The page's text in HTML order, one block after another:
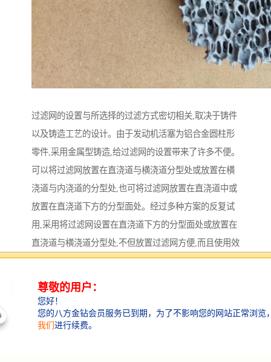
过滤网的设置与所选择的过滤方式密切相关,取决于铸件
以及铸造工艺的设计。由于发动机活塞为铝合金圆柱形
零件,采用金属型铸造,给过滤网的设置带来了许多不便。
可以将过滤网放置在直浇道与横浇道分型处或放置在横
浇道与内浇道的分型处,也可将过滤网放置在直浇道中或
放置在直浇道下方的分型面处。经过多种方案的反复试
用,采用将过滤网设置在直浇道下方的分型面处或放置在
直浇道与横浇道分型处,不但放置过滤网方便,而且使用效
果也。型内过滤方式是适合于铝活塞铸造生产的,为方便
过滤网的放置并确滤效果,可将过滤网置于外模的分型面
处,直浇道设置在一个半型上,横浇道设置在另一个半型
上,两者在直浇道的下端交汇,过滤网垂直放置在两者之